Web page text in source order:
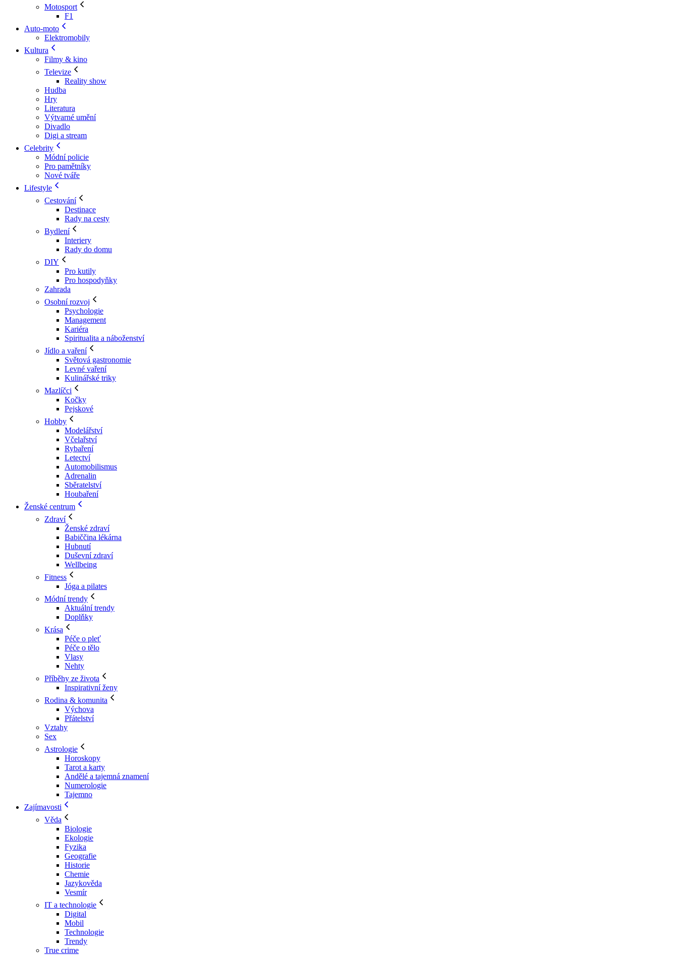
Motosport
F1
Auto-moto
Elektromobily
Kultura
Filmy & kino
Televize
Reality show
Hudba
Hry
Literatura
Výtvarné umění
Divadlo
Digi a stream
Celebrity
Módní policie
Pro pamětníky
Nové tváře
Lifestyle
Cestování
Destinace
Rady na cesty
Bydlení
Interiery
Rady do domu
DIY
Pro kutily
Pro hospodyňky
Zahrada
Osobní rozvoj
Psychologie
Management
Kariéra
Spiritualita a náboženství
Jídlo a vaření
Světová gastronomie
Levné vaření
Kulinářské triky
Mazlíčci
Kočky
Pejskové
Hobby
Modelářství
Včelařství
Rybaření
Letectví
Automobilismus
Adrenalin
Sběratelství
Houbaření
Ženské centrum
Zdraví
Ženské zdraví
Babiččina lékárna
Hubnutí
Duševní zdraví
Wellbeing
Fitness
Jóga a pilates
Módní trendy
Aktuální trendy
Doplňky
Krása
Péče o pleť
Péče o tělo
Vlasy
Nehty
Příběhy ze života
Inspirativní ženy
Rodina & komunita
Výchova
Přátelství
Vztahy
Sex
Astrologie
Horoskopy
Tarot a karty
Andělé a tajemná znamení
Numerologie
Tajemno
Zajímavosti
Věda
Biologie
Ekologie
Fyzika
Geografie
Historie
Chemie
Jazykověda
Vesmír
IT a technologie
Digital
Mobil
Technologie
Trendy
True crime